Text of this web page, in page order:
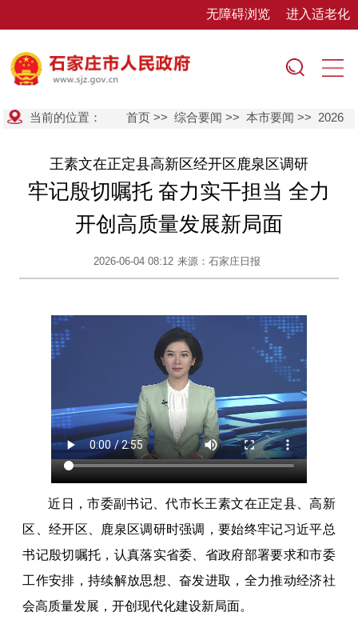
无障碍浏览 进入适老化
当前的位置： 首页 >>综合要闻 >>本市要闻 >> 2026
王素文在正定县高新区经开区鹿泉区调研
牢记殷切嘱托 奋力实干担当 全力
开创高质量发展新局面
2026-06-04 08:12 来源：石家庄日报
近日，市委副书记、代市长王素文在正定县、高新
区、经开区、鹿泉区调研时强调，要始终牢记习近平总
书记殷切嘱托，认真落实省委、省政府部署要求和市委
工作安排，持续解放思想、奋发进取，全力推动经济社
会高质量发展，开创现代化建设新局面。